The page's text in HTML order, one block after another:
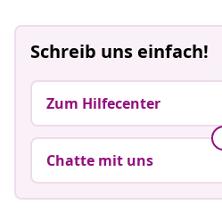
Schreib uns einfach!
Zum Hilfecenter
Chatte mit uns